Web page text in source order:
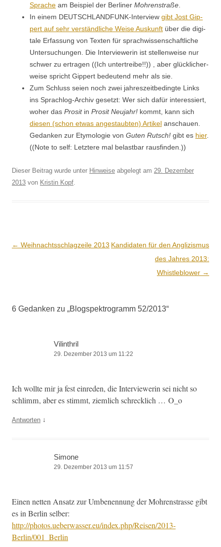
Sprache am Beispiel der Berlin­er Mohren­straße
In einem DEUTSCH­LAND­FUNK-Inter­view gibt Jost Gip­
pert auf sehr ver­ständliche Weise Auskun­ft über die dig­i­
tale Erfas­sung von Tex­ten für sprach­wis­senschaftliche
Unter­suchun­gen. Die Inter­view­erin ist stel­len­weise nur
schw­er zu ertra­gen ((Ich untertreibe!!)) , aber glück­licher­
weise spricht Gip­pert bedeu­tend mehr als sie.
Zum Schluss seien noch zwei jahreszeitbe­d­ingte Links
ins Sprachlog-Archiv geset­zt: Wer sich dafür inter­essiert,
woher das Prositin Prosit Neu­jahr! kommt, kann sich
diesen (schon etwas anges­taubten) Artikel anschauen.
Gedanken zur Ety­molo­gie von Guten Rutsch! gibt es hier.
((Note to self: Let­ztere mal belast­bar rausfinden.))
Dieser Beitrag wurde unter Hinweise abgelegt am 29. Dezember
2013 von Kristin Kopf
Beitrags-
← Weihnachtsschlagzeile 2013 Kandidaten für den Anglizismus
des Jahres 2013:
Whistleblower →
6 Gedanken zu „Blogspektrogramm 52/2013“
Vilinthril
29. Dezember 2013 um 11:22
Ich wollte mir ja fest einre­den, die Inter­view­erin sei nicht so
schlimm, aber es stimmt, ziem­lich schreck­lich … O_o
Antworten ↓
Simone
29. Dezember 2013 um 11:57
Einen net­ten Ansatz zur Umbe­nen­nung der Mohren­strasse gibt
es in Berlin sel­ber:
http://photos.ueberwasser.eu/index.php/Reisen/2013-
Berlin/001_Berlin